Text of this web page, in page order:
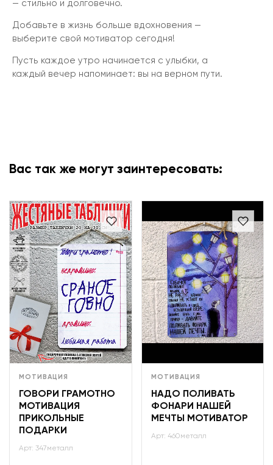
— стильно и долговечно.
Добавьте в жизнь больше вдохновения —
выберите свой мотиватор сегодня!
Пусть каждое утро начинается с улыбки, а
каждый вечер напоминает: вы на верном пути.
Вас так же могут заинтересовать:
МОТИВАЦИЯ
ГОВОРИ ГРАМОТНО
МОТИВАЦИЯ
ПРИКОЛЬНЫЕ
ПОДАРКИ
Арт: 347металл
МОТИВАЦИЯ
НАДО ПОЛИВАТЬ
ФОНАРИ НАШЕЙ
МЕЧТЫ МОТИВАТОР
Арт: 460металл